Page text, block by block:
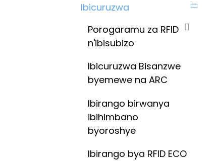
Ibicuruzwa
Porogaramu za RFID
n'ibisubizo
Ibicuruzwa Bisanzwe
byemewe na ARC
Ibirango birwanya
ibihimbano
byoroshye
Ibirango bya RFID ECO